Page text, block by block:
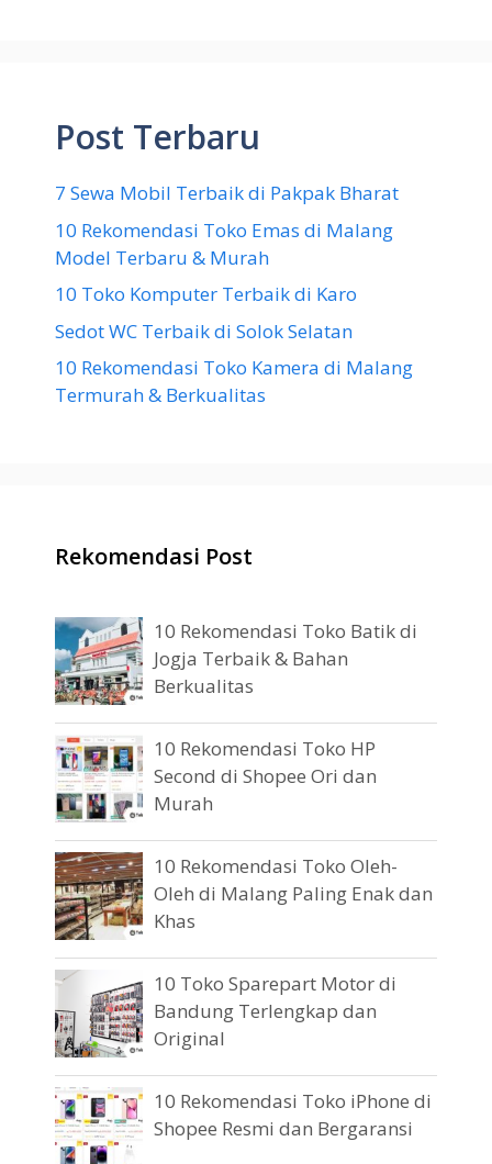
Post Terbaru
7 Sewa Mobil Terbaik di Pakpak Bharat
10 Rekomendasi Toko Emas di Malang
Model Terbaru & Murah
10 Toko Komputer Terbaik di Karo
Sedot WC Terbaik di Solok Selatan
10 Rekomendasi Toko Kamera di Malang
Termurah & Berkualitas
Rekomendasi Post
10 Rekomendasi Toko Batik di
Jogja Terbaik & Bahan
Berkualitas
10 Rekomendasi Toko HP
Second di Shopee Ori dan
Murah
10 Rekomendasi Toko Oleh-
Oleh di Malang Paling Enak dan
Khas
10 Toko Sparepart Motor di
Bandung Terlengkap dan
Original
10 Rekomendasi Toko iPhone di
Shopee Resmi dan Bergaransi